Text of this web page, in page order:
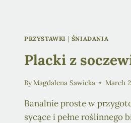
PRZYSTAWKI | ŚNIADANIA
Placki z
ByMagdalena Sawicka March
Banalnie proste w
sycące i pełne roślinnego